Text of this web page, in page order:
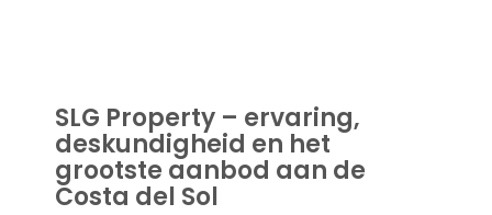
SLG Property – ervaring,
deskundigheid en het
grootste aanbod aan de
Costa del Sol